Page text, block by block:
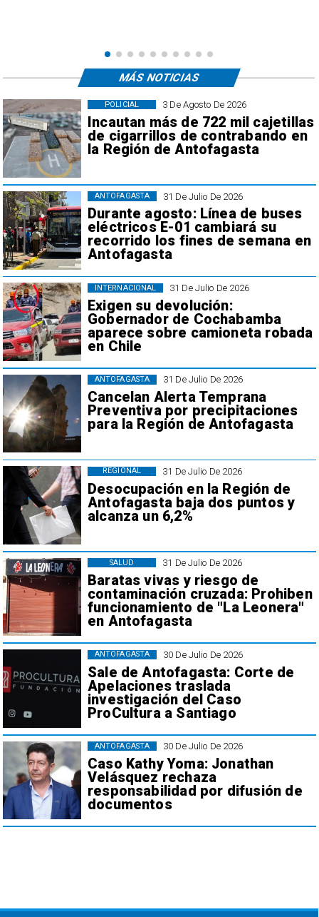
3 De Agosto De 2026
Incautan más de 722 mil cajetillas
de cigarrillos de contrabando en
la Región de Antofagasta
POLICIAL
31 De Julio De 2026
Durante agosto: Línea de buses
eléctricos E-01 cambiará su
recorrido los fines de semana en
Antofagasta
ANTOFAGASTA
31 De Julio De 2026
Exigen su devolución:
Gobernador de Cochabamba
aparece sobre camioneta robada
en Chile
INTERNACIONAL
31 De Julio De 2026
Cancelan Alerta Temprana
Preventiva por precipitaciones
para la Región de Antofagasta
ANTOFAGASTA
31 De Julio De 2026
Desocupación en la Región de
Antofagasta baja dos puntos y
alcanza un 6,2%
REGIONAL
31 De Julio De 2026
Baratas vivas y riesgo de
contaminación cruzada: Prohiben
funcionamiento de "La Leonera"
en Antofagasta
SALUD
30 De Julio De 2026
Sale de Antofagasta: Corte de
Apelaciones traslada
investigación del Caso
ProCultura a Santiago
ANTOFAGASTA
30 De Julio De 2026
Caso Kathy Yoma: Jonathan
Velásquez rechaza
responsabilidad por difusión de
documentos
ANTOFAGASTA
MÁS NOTICIAS